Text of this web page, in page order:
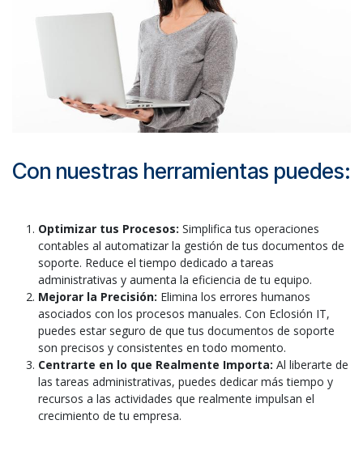
Con nuestras herramientas puedes:
Optimizar tus Procesos: Simplifica tus operaciones
contables al automatizar la gestión de tus documentos de
soporte. Reduce el tiempo dedicado a tareas
administrativas y aumenta la eficiencia de tu equipo.
Mejorar la Precisión: Elimina los errores humanos
asociados con los procesos manuales. Con Eclosión IT,
puedes estar seguro de que tus documentos de soporte
son precisos y consistentes en todo momento.
Centrarte en lo que Realmente Importa: Al liberarte de
las tareas administrativas, puedes dedicar más tiempo y
recursos a las actividades que realmente impulsan el
crecimiento de tu empresa.